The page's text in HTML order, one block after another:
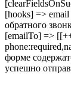
[hooks] =>
обратного
[emailTo] =>
форме
успешно